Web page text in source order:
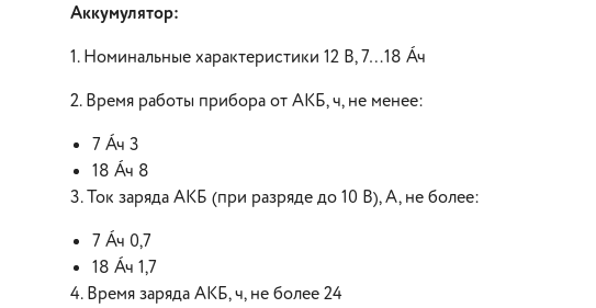
Аккумулятор:
1. Номинальные характеристики 12 В, 7…18 А∙ч
2. Время работы прибора от АКБ, ч, не менее:
7 А∙ч 3
18 А∙ч 8
3. Ток заряда АКБ (при разряде до 10 В), А, не более:
7 А∙ч 0,7
18 А∙ч 1,7
4. Время заряда АКБ, ч, не более 24